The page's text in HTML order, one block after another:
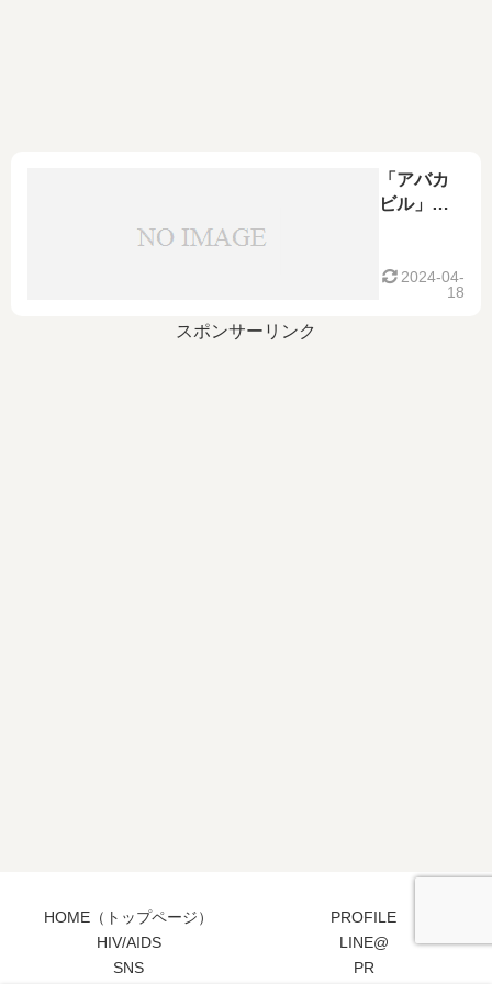
「アバカ
ビル」が
病（ＡＴ
Ｌ）」に
2024-04-
18
スポンサーリンク
HOME（トップページ）
PROFILE
HIV/AIDS
LINE@
SNS
PR